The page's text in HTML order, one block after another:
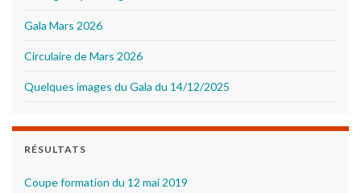
Gala Mars 2026
Circulaire de Mars 2026
Quelques images du Gala du 14/12/2025
RÉSULTATS
Coupe formation du 12 mai 2019